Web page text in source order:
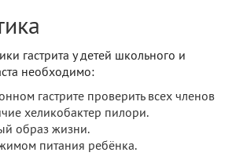
гастрита у детей школьного и
необходимо:
гастрите проверить всех членов
хеликобактер пилори.
образ жизни.
питания ребёнка.